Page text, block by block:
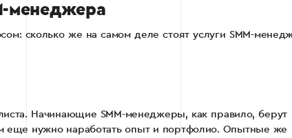
менеджера
сколько же на самом деле стоят услуги SMM-
Начинающие SMM-менеджеры, как правило, берут
еще нужно наработать опыт и портфолио. Опытные же